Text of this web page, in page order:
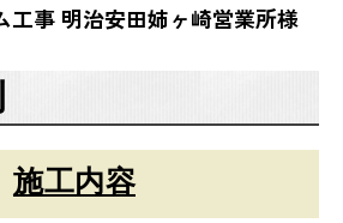
工事 明治安田姉ヶ崎営業所様
施工内容